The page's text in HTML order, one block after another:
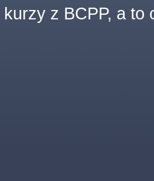
kurzy z BCPP, a to